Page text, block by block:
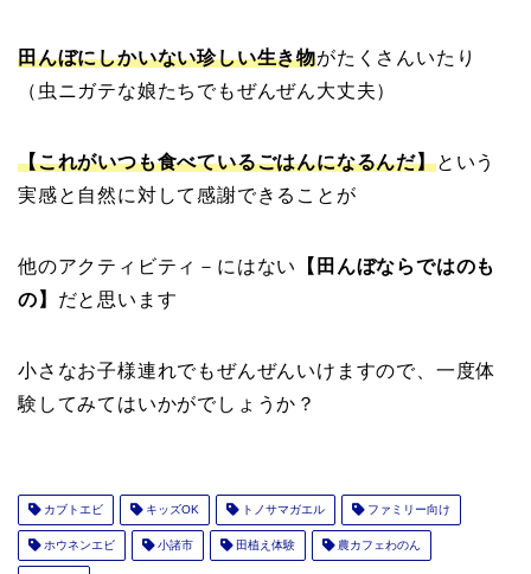
田んぼにしかいない珍しい生き物がたくさんいたり
（虫ニガテな娘たちでもぜんぜん大丈夫）
【これがいつも食べているごはんになるんだ】という
実感と自然に対して感謝できることが
他のアクティビティ－にはない
【田んぼならではのも
の】 だと思います
小さなお子様連れでもぜんぜんいけますので、一度体
験してみてはいかがでしょうか？
カブトエビ キッズOK トノサマガエル ファミリー向け
ホウネンエビ 小諸市 田植え体験 農カフェわのん